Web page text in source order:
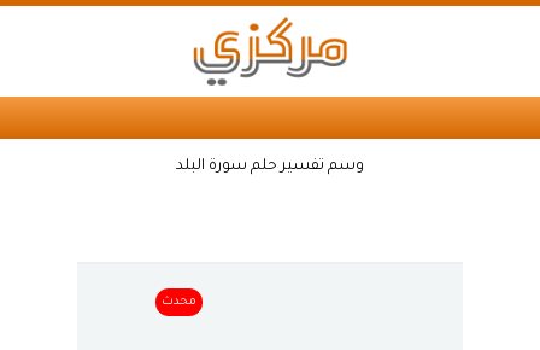
وسم تفسير حلم سورة البلد
محدث